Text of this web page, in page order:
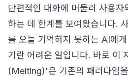
단편적인 대화에 머물러 사용자
하는 데 한계를 보여왔습니다.
를 오늘 기억하지 못하는 AI에
기란 어려운 일입니다. 바로 이
(Melting)'은 기존의 패러다임